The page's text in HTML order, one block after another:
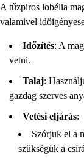
A tűzpiros lobélia
valamivel
Időzítés: A
vetni.
Talaj:
gazdag szerves
Vetési eljárás:
Szórjuk el a
szükségük a